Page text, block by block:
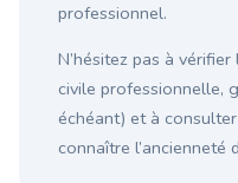
professionnel.
N’hésitez pas à
civile professionnelle,
échéant) et à
connaître l’ancienneté